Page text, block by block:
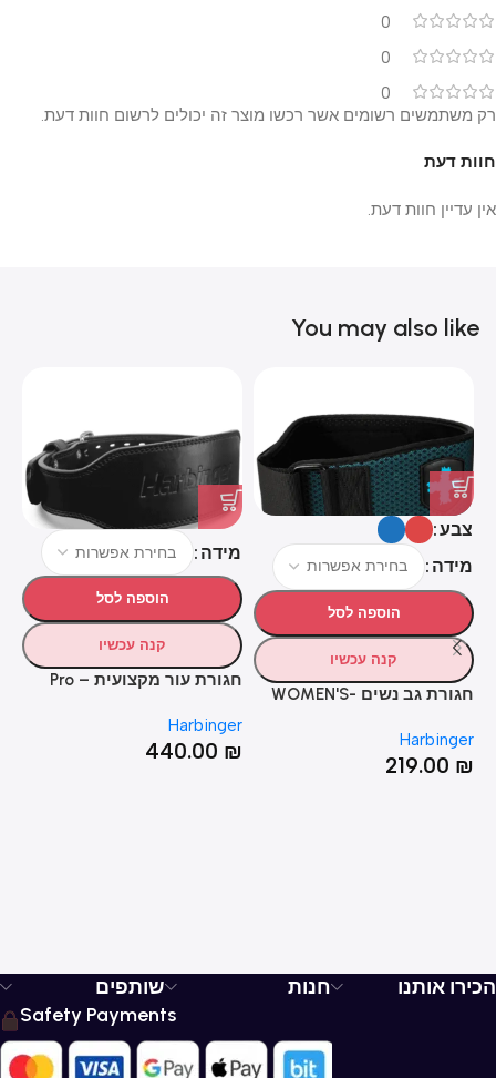
0
0
0
חוות דעת
אין עדיין חוות דעת.
רק משתמשים רשומים אשר רכשו מוצר זה יכולים לרשום חוות דעת.
You may also like
צבע
מידה
הוספה לסל
קנה עכשיו
חגורת גב נשים -WOMEN'S
Harbinger
219.00 ₪
מידה
הוספה לסל
קנה עכשיו
חגורת עור מקצועית – Pro
Harbinger
440.00 ₪
הכירו אותנו חנות
שותפים
Safety Payments